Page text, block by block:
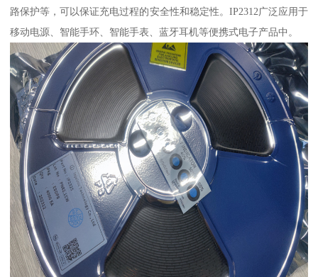
路保护等，可以保证充电过程的安全性和稳定性。IP2312广泛应用于
移动电源、智能手环、智能手表、蓝牙耳机等便携式电子产品中。